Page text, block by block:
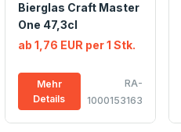
Bierglas Craft Master
One 47,3cl
ab 1,76 EUR per 1 Stk.
Mehr
Details
RA-
1000153163